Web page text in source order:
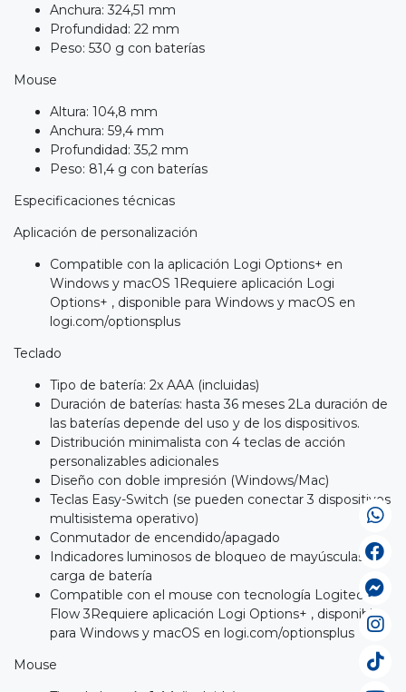
Anchura: 324,51 mm
Profundidad: 22 mm
Peso: 530 g con baterías
Mouse
Altura: 104,8 mm
Anchura: 59,4 mm
Profundidad: 35,2 mm
Peso: 81,4 g con baterías
Especificaciones técnicas
Aplicación de personalización
Compatible con la aplicación Logi Options+ en
Windows y macOS 1Requiere aplicación Logi
Options+ , disponible para Windows y macOS en
logi.com/optionsplus
Teclado
Tipo de batería: 2x AAA (incluidas)
Duración de baterías: hasta 36 meses 2La duración de
las baterías depende del uso y de los dispositivos.
Distribución minimalista con 4 teclas de acción
personalizables adicionales
Diseño con doble impresión (Windows/Mac)
Teclas Easy-Switch (se pueden conectar 3 dispositivos
multisistema operativo)
Conmutador de encendido/apagado
Indicadores luminosos de bloqueo de mayúsculas y
carga de batería
Compatible con el mouse con tecnología Logitech
Flow 3Requiere aplicación Logi Options+ , disponible
para Windows y macOS en logi.com/optionsplus
Mouse